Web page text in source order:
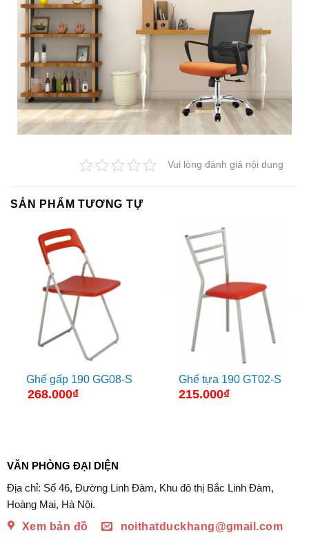
Vui lòng đánh giá nội dung
SẢN PHẨM TƯƠNG TỰ
Ghế gấp 190 GG08-S
268.000₫
Ghế tựa 190 GT02-S
215.000₫
VĂN PHÒNG ĐẠI DIỆN
Địa chỉ: Số 46, Đường Linh Đàm, Khu đô thị Bắc Linh Đàm,
Hoàng Mai, Hà Nội.
Xem bản đồ
noithatduckhang@gmail.com